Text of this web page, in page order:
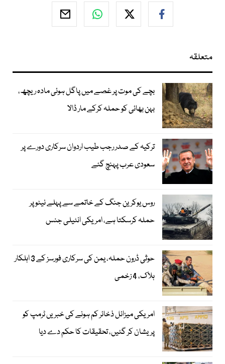
متعلقہ
بچے کی موت پر غصے میں پاگل ہوئی مادہ ریچھ،
بہن بھائی کو حملہ کرکے مار ڈالا
ترکیہ کے صدر رجب طیب اردوان سرکاری دورے پر
سعودی عرب پہنچ گئے
روس یوکرین جنگ کے خاتمے سے پہلے نیٹو پر
حملہ کرسکتا ہے، امریکی انٹیلی جنس
حوثی ڈرون حملہ، یمن کی سرکاری فورسز کے 3 اہلکار
ہلاک، 4 زخمی
امریکی میزائل ذخائر کم ہونے کی خبریں ٹرمپ کو
پریشان کر گئیں، تحقیقات کا حکم دے دیا